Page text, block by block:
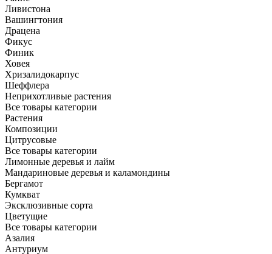
Ливистона
Вашингтония
Драцена
Фикус
Финик
Ховея
Хризалидокарпус
Шеффлера
Неприхотливые растения
Все товары категории
Растения
Композиции
Цитрусовые
Все товары категории
Лимонные деревья и лайм
Мандариновые деревья и каламондины
Бергамот
Кумкват
Эксклюзивные сорта
Цветущие
Все товары категории
Азалия
Антуриум